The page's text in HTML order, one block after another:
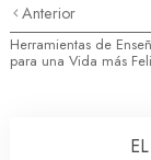
Anterior
Herramientas de
para una Vida más